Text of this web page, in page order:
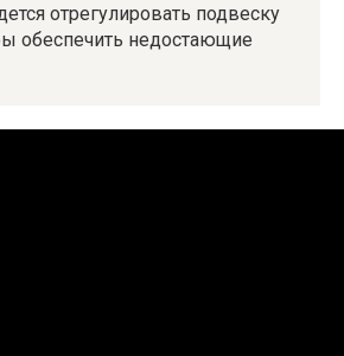
отрегулировать подвеску
обеспечить недостающие